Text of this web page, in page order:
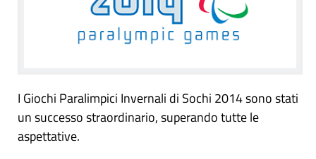
I Giochi Paralimpici Invernali di Sochi 2014 sono stati
un successo straordinario, superando tutte le
aspettative.